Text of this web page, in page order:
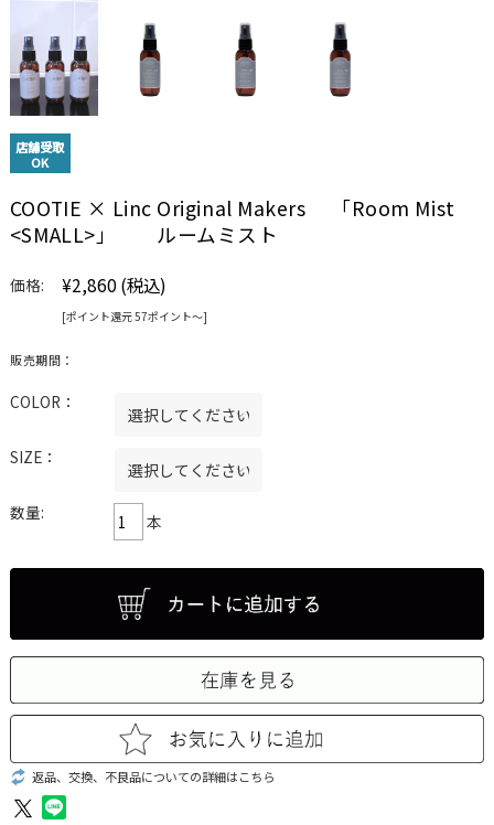
店舗受取
OK
COOTIE × Linc Original Makers 「Room Mist
<SMALL>」 ルームミスト
価格: ¥2,860 (税込)
[ポイント還元 57ポイント〜]
販売期間：
COLOR：
SIZE：
数量: 本
返品、交換、不良品についての詳細はこちら